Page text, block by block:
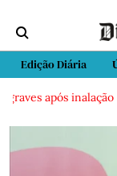
Edição Diária
após inalação